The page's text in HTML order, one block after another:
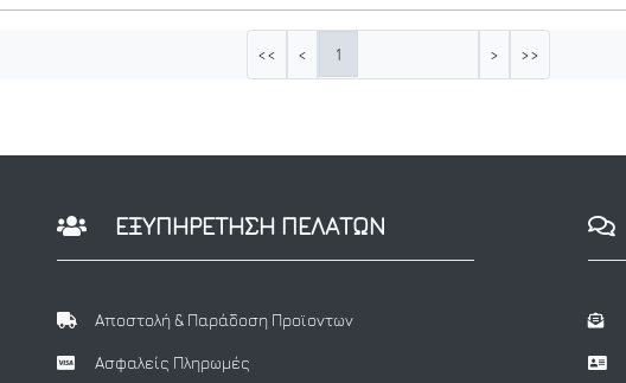
<< < 1 > >>
ΕΞΥΠΗΡΕΤΗΣΗ ΠΕΛΑΤΩΝ
Αποστολή & Παράδοση Προϊοντων
Ασφαλείς Πληρωμές